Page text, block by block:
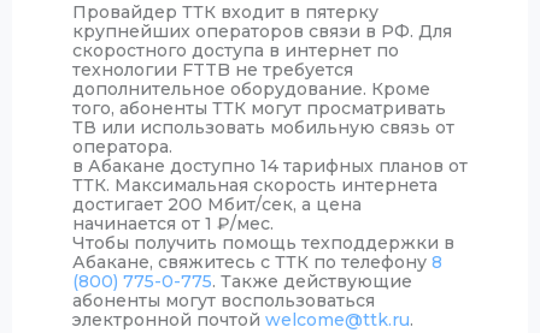
Провайдер ТТК входит в пятерку
крупнейших операторов связи в РФ. Для
скоростного доступа в интернет по
технологии FTTB не требуется
дополнительное оборудование. Кроме
того, абоненты ТТК могут просматривать
ТВ или использовать мобильную связь от
оператора.
в Абакане доступно 14 тарифных планов от
ТТК. Максимальная скорость интернета
достигает 200 Мбит/сек, а цена
начинается от 1 ₽/мес.
Чтобы получить помощь техподдержки в
Абакане, свяжитесь с ТТК по телефону 8
(800) 775-0-775. Также действующие
абоненты могут воспользоваться
электронной почтой welcome@ttk.ru.